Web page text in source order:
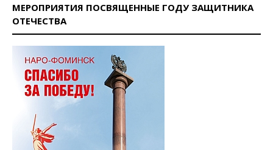
МЕРОПРИЯТИЯ ПОСВЯЩЕННЫЕ ГОДУ ЗАЩИТНИКА
ОТЕЧЕСТВА